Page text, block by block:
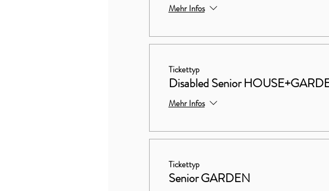
Mehr Infos
Tickettyp
Disabled Senior
Mehr Infos
Tickettyp
Senior GARDEN